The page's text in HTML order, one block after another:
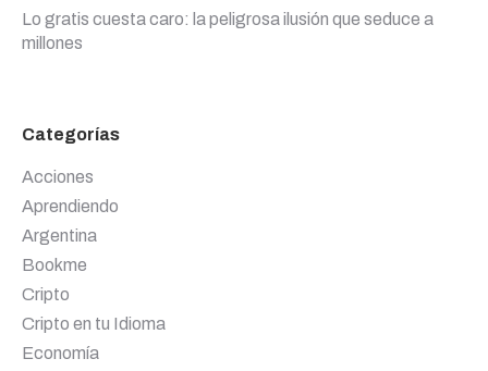
Lo gratis cuesta caro: la peligrosa ilusión que seduce a
millones
Categorías
Acciones
Aprendiendo
Argentina
Bookme
Cripto
Cripto en tu Idioma
Economía